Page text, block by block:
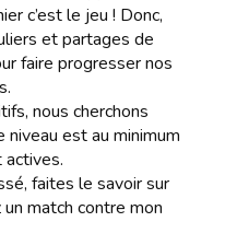
c’est le jeu ! Donc,
et partages de
faire progresser nos
nous cherchons
est au minimum
faites le savoir sur
match contre mon